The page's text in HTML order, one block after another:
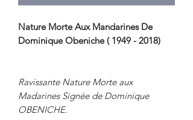
Nature Morte Aux Mandarines De
Dominique Obeniche ( 1949 - 2018)
Ravissante Nature Morte aux
Madarines Signée de Dominique
OBENICHE.